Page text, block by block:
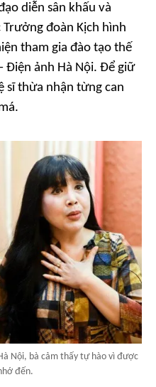
diễn sân khấu và
đoàn Kịch hình
tham gia đào tạo thế
Điện ảnh Hà Nội. Để giữ
sĩ thừa nhận từng can
Nội, bà cảm thấy tự hào vì được
đến.